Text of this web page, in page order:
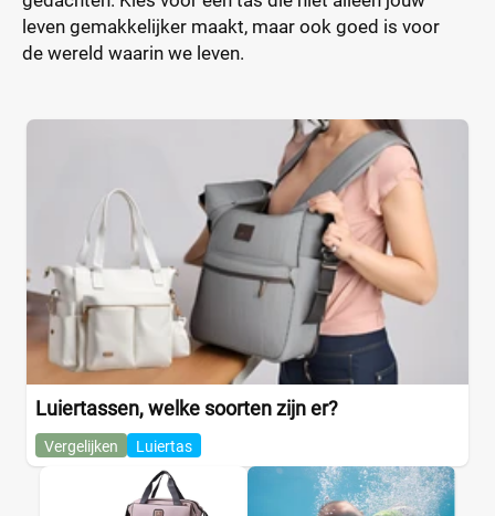
leven gemakkelijker maakt, maar ook goed is voor
de wereld waarin we leven.
Luiertassen, welke soorten zijn er?
Vergelijken Luiertas